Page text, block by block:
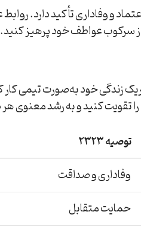
اعتماد و وفاداری تأکید
سرکوب عواطف خود پرهیز
شما را به حمایت از یکدیگر در لحظات سخت و شاد دعوت می‌کند.
تقویت کنید و به رشد معنوی
توصیه 2323
وفاداری و صداقت
حمایت متقابل